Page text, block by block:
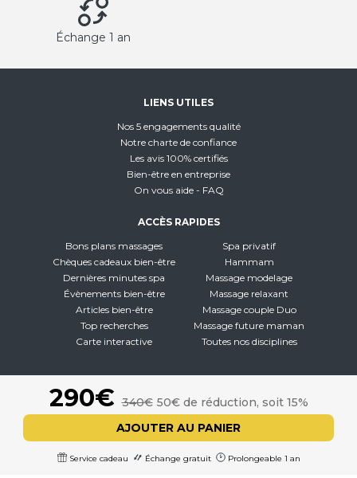
290€ 340€ 50€ de réduction, soit 15%
AJOUTER AU PANIER
Service cadeau Échange gratuit Prolongeable 1 an
Échange 1 an
LIENS UTILES
Nos 5 engagements qualité
Notre charte de confiance
Les avis 100% certifiés
Bien-être en entreprise
On vous aide - FAQ
ACCÈS RAPIDES
Bons plans massages
Chèques cadeaux bien-être
Dernières minutes spa
Évènements bien-être
Articles bien-être
Top recherches
Carte interactive
Spa privatif
Hammam
Massage modelage
Massage relaxant
Massage couple Duo
Massage future maman
Toutes nos disciplines
Qui sommes-nous
CGV - CGU
Mentions légales
Politique de confidentialité